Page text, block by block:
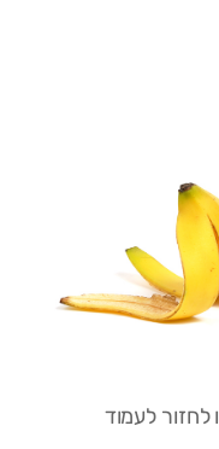
לעמוד